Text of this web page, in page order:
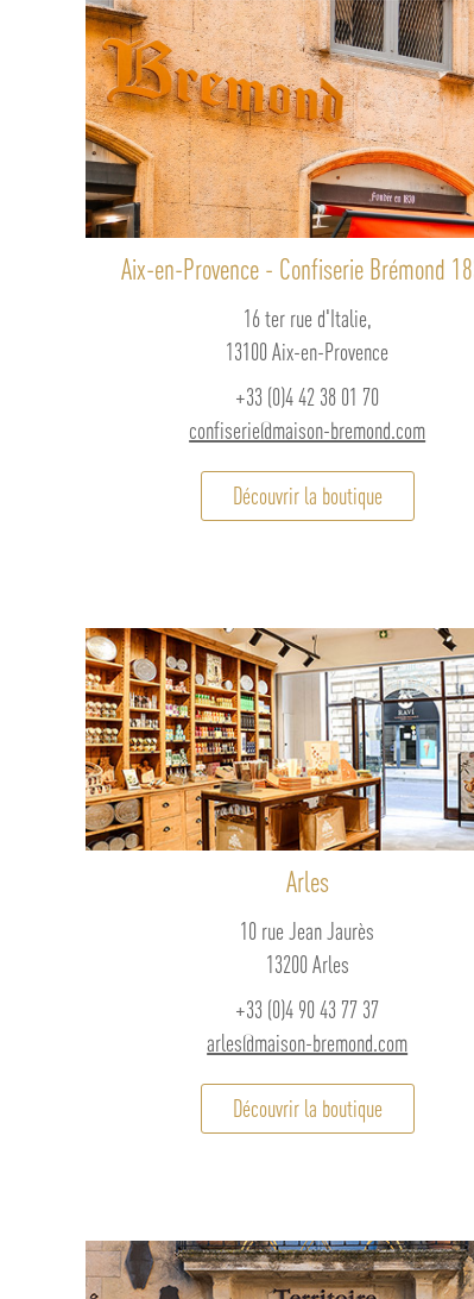
l’environnement auprès
des initiatives concrètes
sauvegarder des espèces
essentielles pour notre
faire plaisir, se faire
vivre et protéger notre
A bientôt dans nos
Aix-en-Provence - Confiserie Brémond
16 ter rue d'Italie,
13100 Aix-en-Provence
+33 (0)4 42 38 01 70
confiserie@maison-bremond.com
Découvrir la boutique
Arles
10 rue Jean Jaurès
13200 Arles
+33 (0)4 90 43 77 37
arles@maison-bremond.com
Découvrir la boutique